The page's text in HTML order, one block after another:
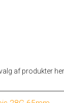
af produkter